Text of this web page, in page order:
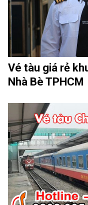
Vé tàu giá rẻ
Nhà Bè TPHCM